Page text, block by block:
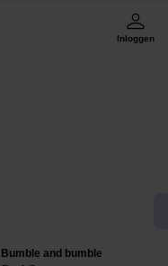
Inloggen
Bumble and bumble